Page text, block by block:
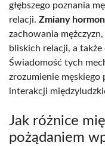
głębszego poznania
relacji. Zmiany
zachowania
bliskich relacji, a także
Świadomość tych
zrozumienie męskiego
interakcji
Jak różnice
pożądaniem